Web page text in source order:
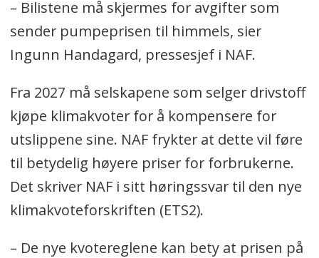
– Bilistene må skjermes for avgifter som
sender pumpeprisen til himmels, sier
Ingunn Handagard, pressesjef i NAF.
Fra 2027 må selskapene som selger drivstoff
kjøpe klimakvoter for å kompensere for
utslippene sine. NAF frykter at dette vil føre
til betydelig høyere priser for forbrukerne.
Det skriver NAF i sitt høringssvar til den nye
klimakvoteforskriften (ETS2).
– De nye kvotereglene kan bety at prisen på